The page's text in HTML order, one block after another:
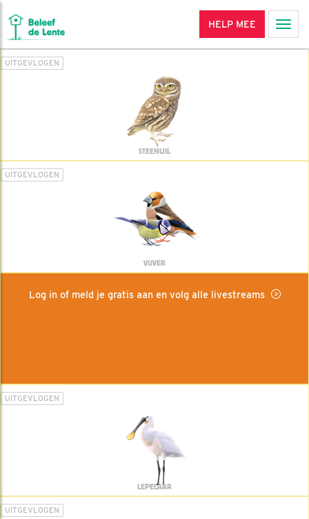
HELP MEE
UITGEVLOGEN
STEENUIL
UITGEVLOGEN
VIJVER
Log in of meld je gratis aan en volg alle livestreams
UITGEVLOGEN
LEPELAAR
UITGEVLOGEN